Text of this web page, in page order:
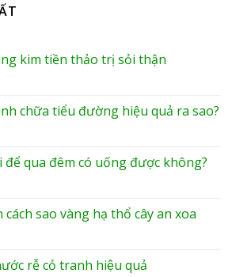
kim tiền thảo trị sỏi thận
chữa tiểu đường hiệu quả ra sao?
để qua đêm có uống được không?
sao vàng hạ thổ cây an xoa
rễ cỏ tranh hiệu quả